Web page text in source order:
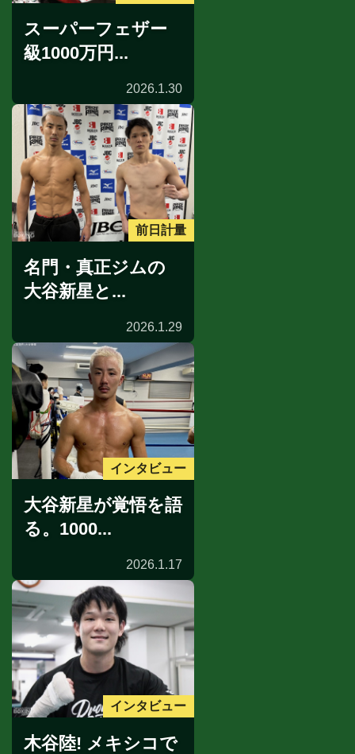
スーパーフェザー
級1000万円...
2026.1.30
前日計量
名門・真正ジムの
大谷新星と...
2026.1.29
インタビュー
大谷新星が覚悟を語
る。1000...
2026.1.17
インタビュー
木谷陸! メキシコで